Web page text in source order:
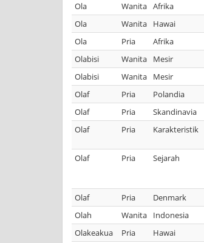
Ola
Wanita Afrika
Ola
Wanita Hawai
Ola
Pria Afrika
Olabisi
Wanita Mesir
Olabisi
Wanita Mesir
Olaf
Pria Polandia
Olaf
Pria Skandinavia
Olaf
Pria Karakteristik
Olaf
Pria Sejarah
Olaf
Pria Denmark
Olah
Wanita Indonesia
Olakeakua
Pria Hawai